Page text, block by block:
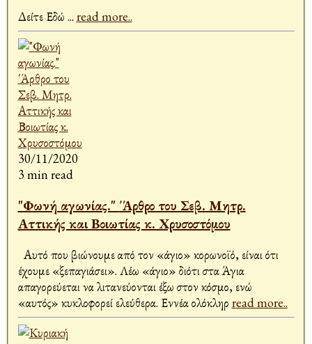
Δείτε Εδώ ... read more..
30/11/2020
3 min read
"Φωνή αγωνίας." ΄Άρθρο του Σεβ. Μητρ.
Αττικής και Βοιωτίας κ. Χρυσοστόμου
Αυτό που βιώνουμε από τον «άγιο» κορωνοϊό, είναι ότι
έχουμε «ξεπαγιάσει». Λέω «άγιο» διότι στα Άγια
απαγορεύεται να λιτανεύονται έξω στον κόσμο, ενώ
«αυτός» κυκλοφορεί ελεύθερα. Εννέα ολόκληρ read more..